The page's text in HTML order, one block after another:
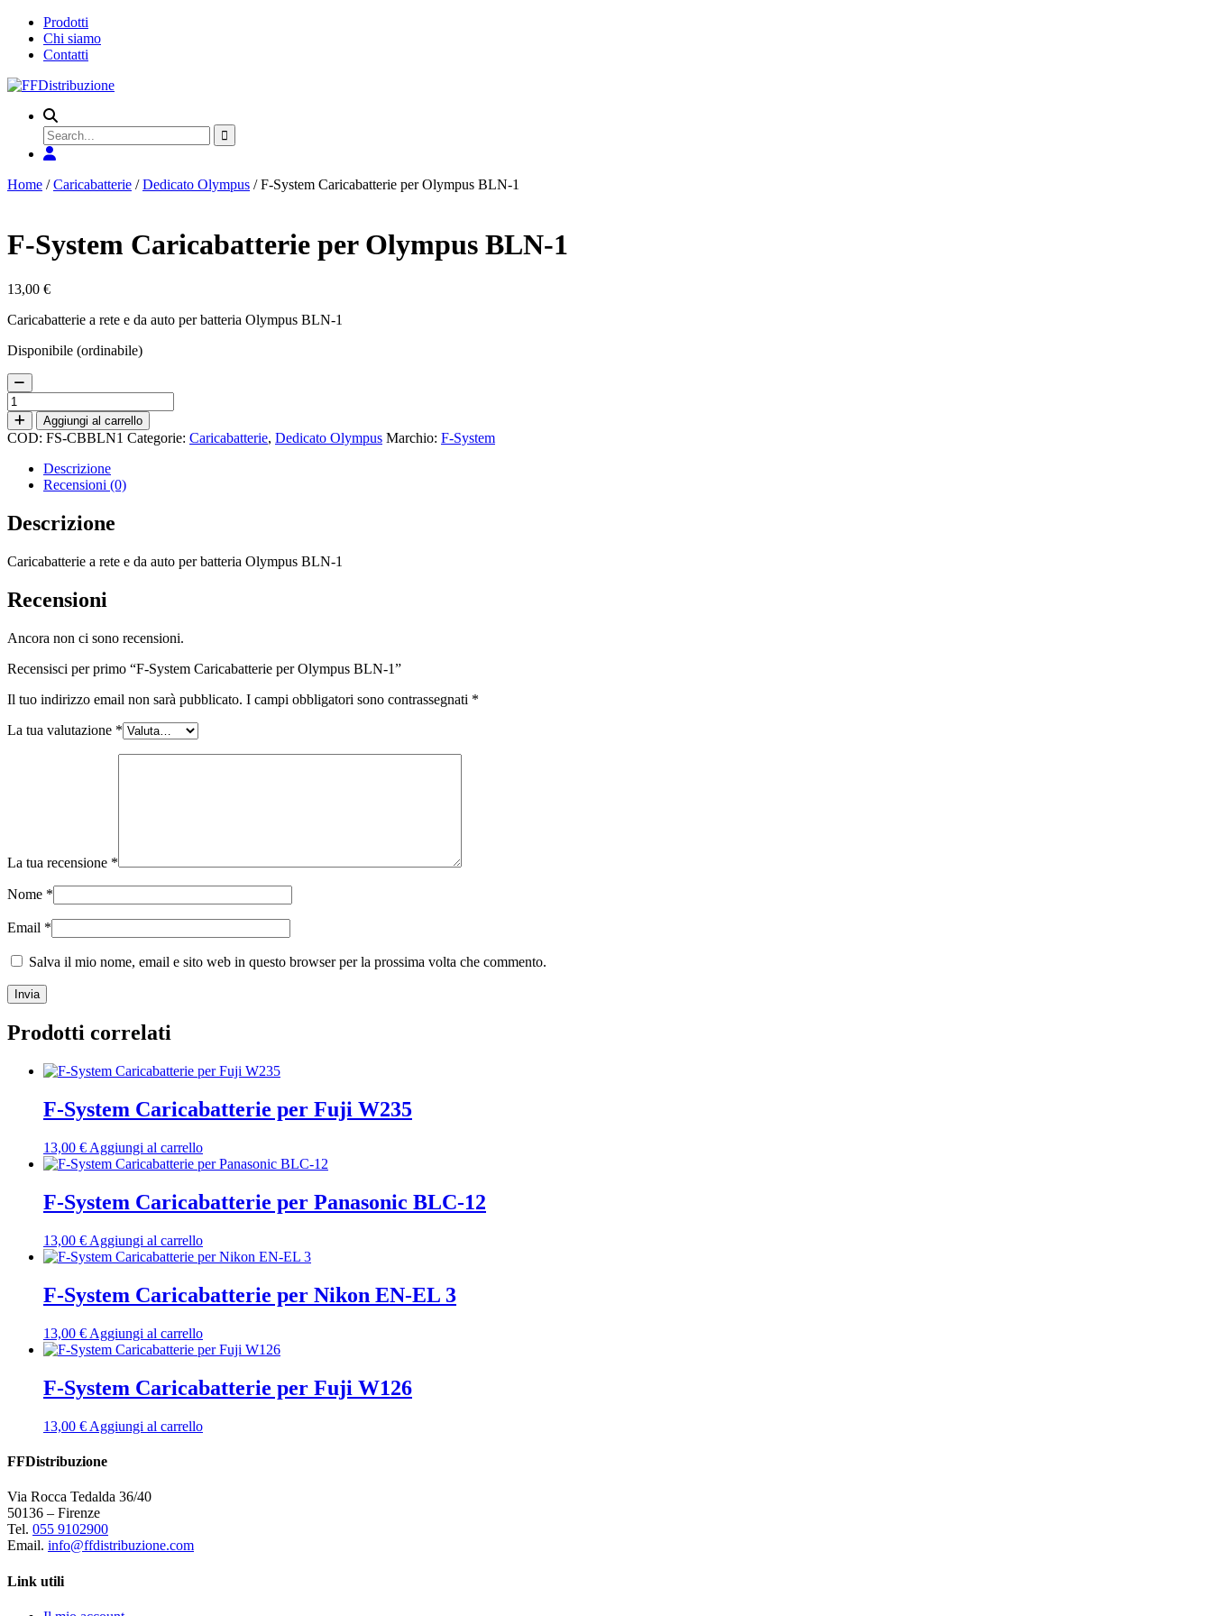
Prodotti
Chi siamo
Contatti
Search
for
Home /Caricabatterie /Dedicato Olympus / F-System Caricabatterie per Olympus BLN-1
F-System Caricabatterie per Olympus BLN-1
13,00 €
Caricabatterie a rete e da auto per batteria Olympus BLN-1
Disponibile (ordinabile)
F-
System
Caricabatterie
per
Olympus
BLN-
quantità
Aggiungi al carrello
COD: FS-CBBLN1 Categorie: Caricabatterie, Dedicato Olympus Marchio: F-System
Descrizione
Recensioni (0)
Descrizione
Caricabatterie a rete e da auto per batteria Olympus BLN-1
Recensioni
Ancora non ci sono recensioni.
Recensisci per primo “F-System Caricabatterie per Olympus BLN-1”
Il tuo indirizzo email non sarà pubblicato. I campi obbligatori sono contrassegnati *
La tua valutazione *
La tua recensione *
Nome *
Email *
Salva il mio nome, email e sito web in questo browser per la prossima volta che commento.
Prodotti correlati
F-System Caricabatterie per Fuji W235
13,00 € Aggiungi al carrello
F-System Caricabatterie per Panasonic BLC-12
13,00 € Aggiungi al carrello
F-System Caricabatterie per Nikon EN-EL 3
13,00 € Aggiungi al carrello
F-System Caricabatterie per Fuji W126
13,00 € Aggiungi al carrello
FFDistribuzione
Via Rocca Tedalda 36/40
50136 – Firenze
Tel. 055 9102900
Email. info@ffdistribuzione.com
Link utili